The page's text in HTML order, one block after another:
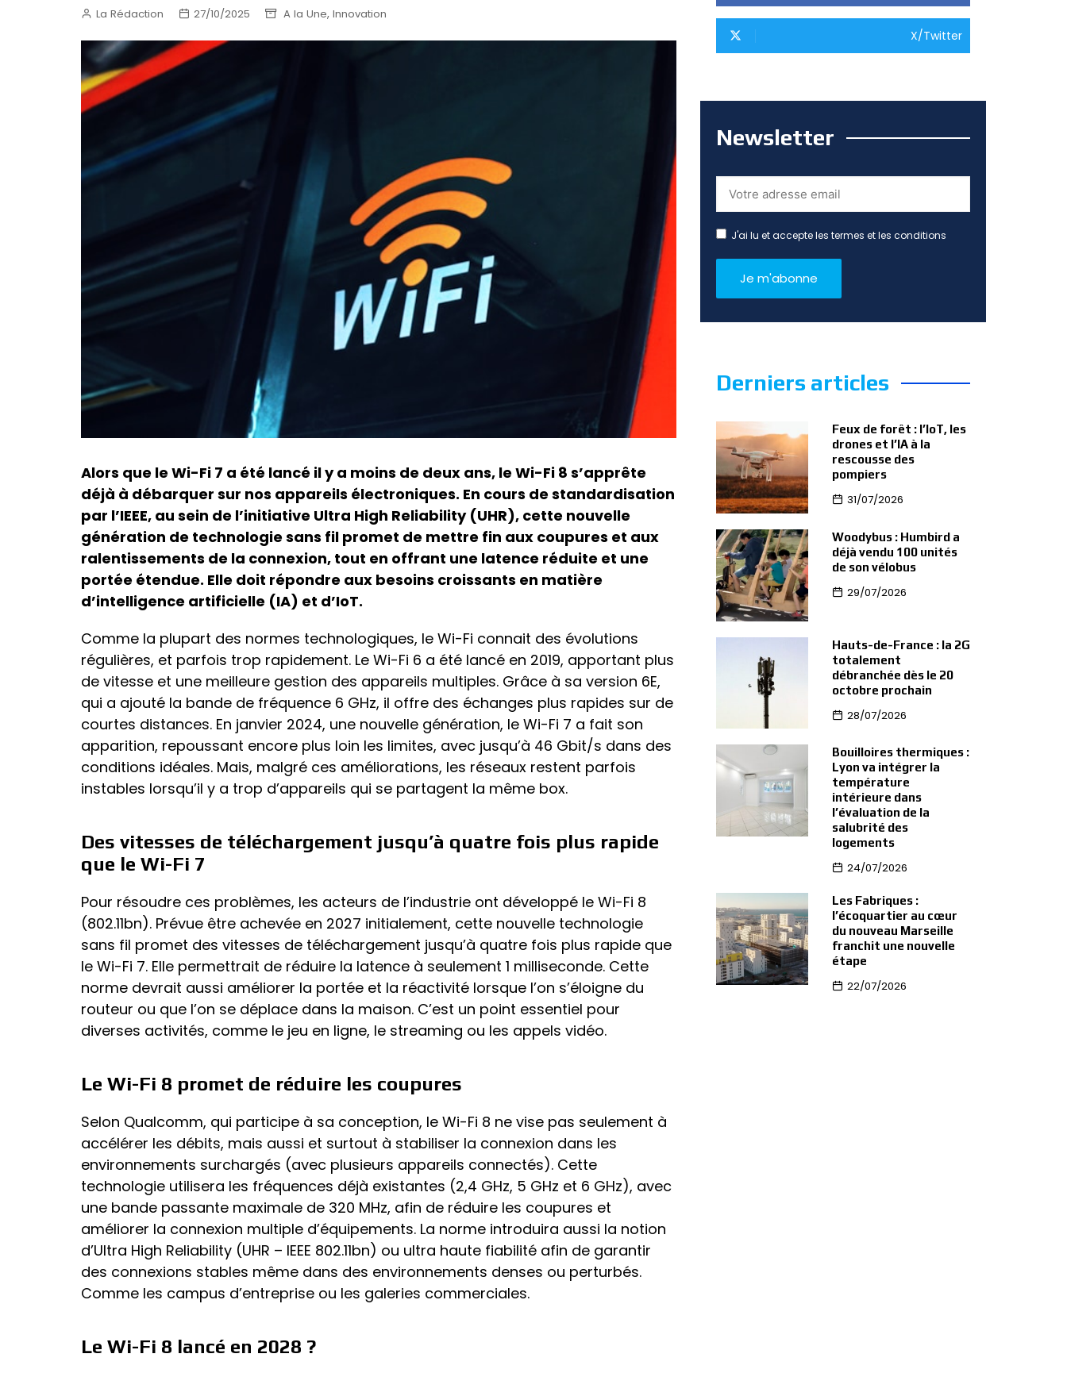
La Rédaction 27/10/2025 A la Une, Innovation
Alors que le Wi-Fi 7 a été lancé il y a moins de deux ans, le Wi-Fi 8 s’apprête
déjà à débarquer sur nos appareils électroniques. En cours de standardisation
par l’IEEE, au sein de l’initiative Ultra High Reliability (UHR), cette nouvelle
génération de technologie sans fil promet de mettre fin aux coupures et aux
ralentissements de la connexion, tout en offrant une latence réduite et une
portée étendue. Elle doit répondre aux besoins croissants en matière
d’intelligence artificielle (IA) et d’IoT.
Comme la plupart des normes technologiques, le Wi-Fi connait des évolutions
régulières, et parfois trop rapidement. Le Wi-Fi 6 a été lancé en 2019, apportant plus
de vitesse et une meilleure gestion des appareils multiples. Grâce à sa version 6E,
qui a ajouté la bande de fréquence 6 GHz, il offre des échanges plus rapides sur de
courtes distances. En janvier 2024, une nouvelle génération, le Wi-Fi 7 a fait son
apparition, repoussant encore plus loin les limites, avec jusqu’à 46 Gbit/s dans des
conditions idéales. Mais, malgré ces améliorations, les réseaux restent parfois
instables lorsqu’il y a trop d’appareils qui se partagent la même box.
Des vitesses de téléchargement jusqu’à quatre fois plus rapide
que le Wi-Fi 7
Pour résoudre ces problèmes, les acteurs de l’industrie ont développé le Wi-Fi 8
(802.11bn). Prévue être achevée en 2027 initialement, cette nouvelle technologie
sans fil promet des vitesses de téléchargement jusqu’à quatre fois plus rapide que
le Wi-Fi 7. Elle permettrait de réduire la latence à seulement 1 milliseconde. Cette
norme devrait aussi améliorer la portée et la réactivité lorsque l’on s’éloigne du
routeur ou que l’on se déplace dans la maison. C’est un point essentiel pour
diverses activités, comme le jeu en ligne, le streaming ou les appels vidéo.
Le Wi-Fi 8 promet de réduire les coupures
Selon Qualcomm, qui participe à sa conception, le Wi-Fi 8 ne vise pas seulement à
accélérer les débits, mais aussi et surtout à stabiliser la connexion dans les
environnements surchargés (avec plusieurs appareils connectés). Cette
technologie utilisera les fréquences déjà existantes (2,4 GHz, 5 GHz et 6 GHz), avec
une bande passante maximale de 320 MHz, afin de réduire les coupures et
améliorer la connexion multiple d’équipements. La norme introduira aussi la notion
d’Ultra High Reliability (UHR – IEEE 802.11bn) ou ultra haute fiabilité afin de garantir
des connexions stables même dans des environnements denses ou perturbés.
Comme les campus d’entreprise ou les galeries commerciales.
Le Wi-Fi 8 lancé en 2028 ?
X/Twitter
Newsletter
J'ai lu et accepte les termes et les conditions
Derniers articles
Feux de forêt : l’IoT, les
drones et l’IA à la
rescousse des
pompiers
31/07/2026
Woodybus : Humbird a
déjà vendu 100 unités
de son vélobus
29/07/2026
Hauts-de-France : la 2G
totalement
débranchée dès le 20
octobre prochain
28/07/2026
Bouilloires thermiques :
Lyon va intégrer la
température
intérieure dans
l’évaluation de la
salubrité des
logements
24/07/2026
Les Fabriques :
l’écoquartier au cœur
du nouveau Marseille
franchit une nouvelle
étape
22/07/2026